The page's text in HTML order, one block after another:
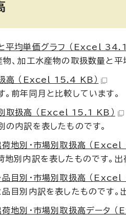
平均単価グラフ （Excel 34.1
、加工水産物の取扱数量と平
高 （Excel 15.4 KB）
前年同月と比較しています。
取扱高 （Excel 15.1 KB）
内訳を表したものです。
荷地別・市場別取扱高 （
別内訳を表したものです。出
品目別・市場別取扱高 （
目別内訳を表したものです。
荷地別・市場別取扱高データ